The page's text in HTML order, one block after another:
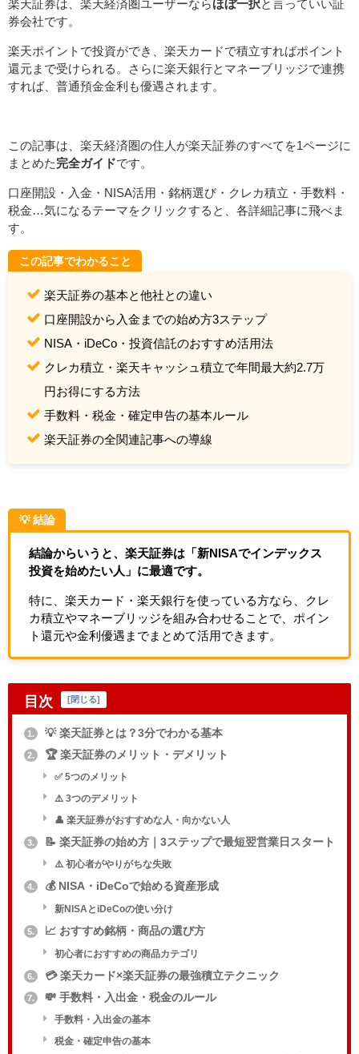
楽天証券は、楽天経済圏ユーザーならほぼ一択 と言っていい証
券会社です。
楽天ポイントで投資ができ、楽天カードで積立すればポイント
還元まで受けられる。さらに楽天銀行とマネーブリッジで連携
すれば、普通預金金利も優遇されます。
この記事は、楽天経済圏の住人が楽天証券のすべてを1ページに
まとめた 完全ガイドです。
口座開設・入金・NISA活用・銘柄選び・クレカ積立・手数料・
税金…気になるテーマをクリックすると、各詳細記事に飛べま
す。
この記事でわかること
楽天証券の基本と他社との違い
口座開設から入金までの始め方3ステップ
NISA・iDeCo・投資信託のおすすめ活用法
クレカ積立・楽天キャッシュ積立で年間最大約2.7万
円お得にする方法
手数料・税金・確定申告の基本ルール
楽天証券の全関連記事への導線
💡 結論
結論からいうと、楽天証券は「新NISAでインデックス
投資を始めたい人」に最適です。
特に、楽天カード・楽天銀行を使っている方なら、クレ
カ積立やマネーブリッジを組み合わせることで、ポイン
ト還元や金利優遇までまとめて活用できます。
目次 [閉じる]
1. 💡 楽天証券とは？3分でわかる基本
2. 🏆 楽天証券のメリット・デメリット
✅ 5つのメリット
⚠️ 3つのデメリット
👤 楽天証券がおすすめな人・向かない人
3. 📝 楽天証券の始め方｜3ステップで最短翌営業日スタート
⚠️ 初心者がやりがちな失敗
4. 💰 NISA・iDeCoで始める資産形成
新NISAとiDeCoの使い分け
5. 📈 おすすめ銘柄・商品の選び方
初心者におすすめの商品カテゴリ
6. 💳 楽天カード×楽天証券の最強積立テクニック
7. 💸 手数料・入出金・税金のルール
手数料・入出金の基本
税金・確定申告の基本